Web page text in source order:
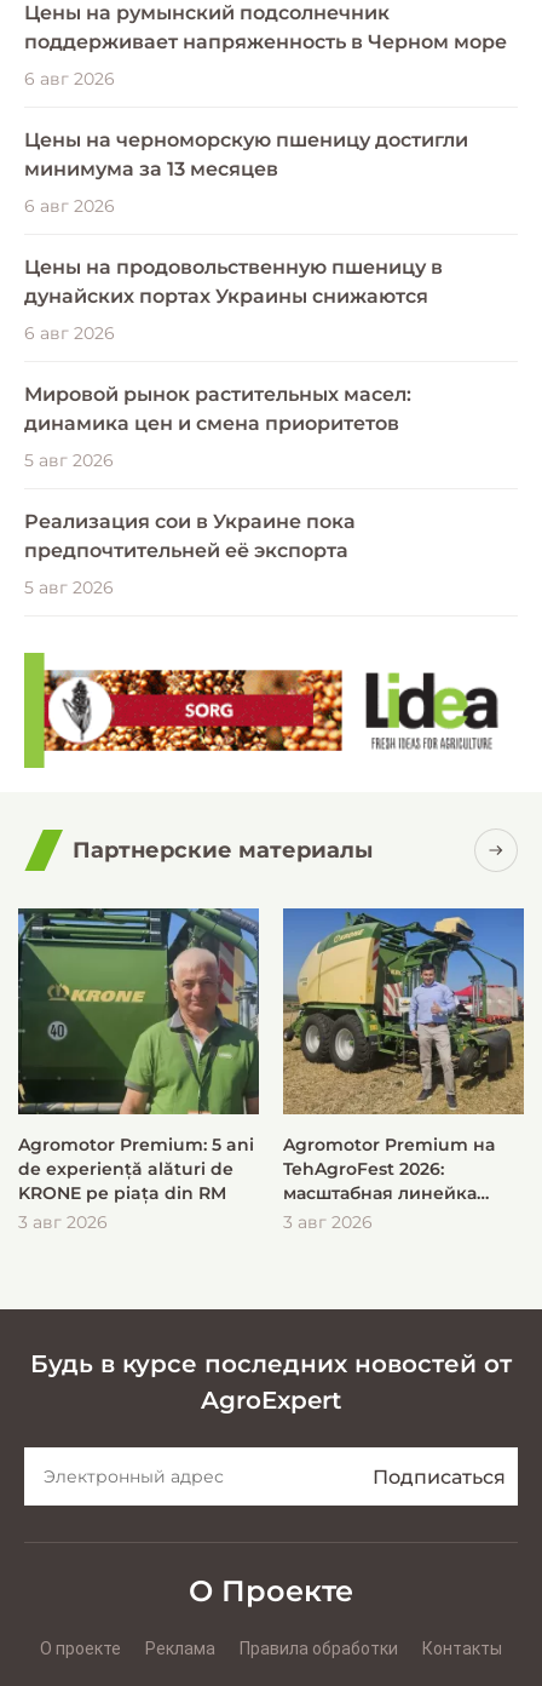
Цены на румынский подсолнечник
поддерживает напряженность в Черном море
6 авг 2026
Цены на черноморскую пшеницу достигли
минимума за 13 месяцев
6 авг 2026
Цены на продовольственную пшеницу в
дунайских портах Украины снижаются
6 авг 2026
Мировой рынок растительных масел:
динамика цен и смена приоритетов
5 авг 2026
Реализация сои в Украине пока
предпочтительней её экспорта
5 авг 2026
Партнерские материалы
Agromotor Premium: 5 ani
de experiență alături de
KRONE pe piața din RM
3 авг 2026
Agromotor Premium на
TehAgroFest 2026:
масштабная линейка
KRONE для быстрой и
3 авг 2026
Будь в курсе последних новостей от
AgroExpert
О Проекте
О проекте Реклама Правила обработки Контакты